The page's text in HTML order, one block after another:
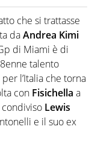
i motori,
e volentieri finisce
che si trattasse
daAndrea Kimi
di Miami è di
talento
per l’Italia che torna
con Fisichella a
Lewis
e il suo ex